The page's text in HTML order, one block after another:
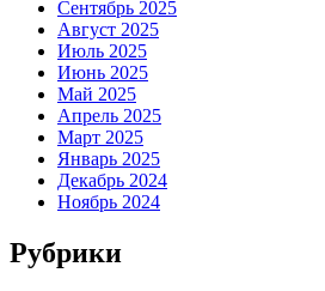
Сентябрь 2025
Август 2025
Июль 2025
Июнь 2025
Май 2025
Апрель 2025
Март 2025
Январь 2025
Декабрь 2024
Ноябрь 2024
Рубрики